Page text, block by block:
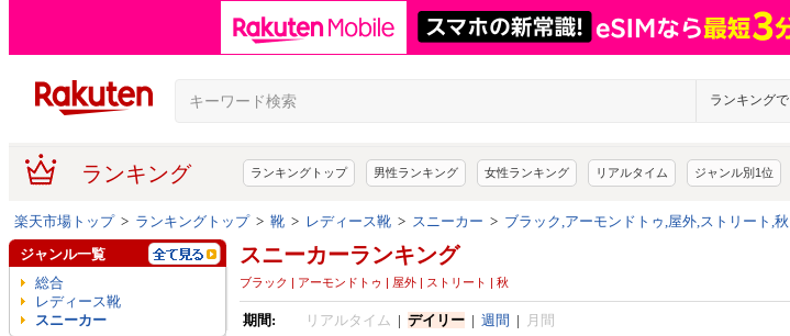
ランキングで
ランキング ランキングトップ 男性ランキング 女性ランキング リアルタイム ジャンル別1位
楽天市場トップ> ランキングトップ> 靴 > レディース靴 > スニーカー > ブラック,アーモンドトゥ,屋外,ストリート,秋
スニーカーランキング
ブラック | アーモンドトゥ | 屋外 | ストリート | 秋
期間: リアルタイム | デイリー| 週間 | 月間
ジャンル一覧
総合
レディース靴
スニーカー